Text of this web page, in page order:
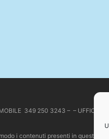
349 250 3243 – – UFFICIO
i contenuti presenti in questo